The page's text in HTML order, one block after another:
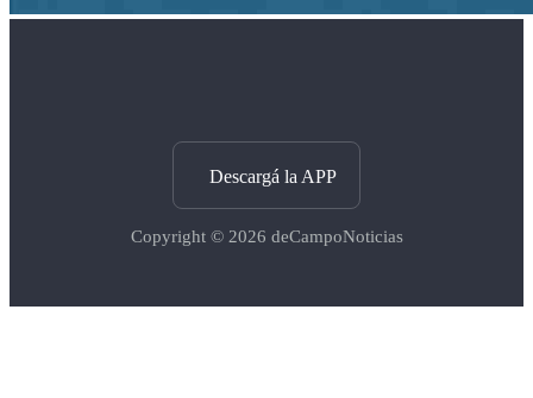
Descargá la APP
Copyright © 2026 deCampoNoticias